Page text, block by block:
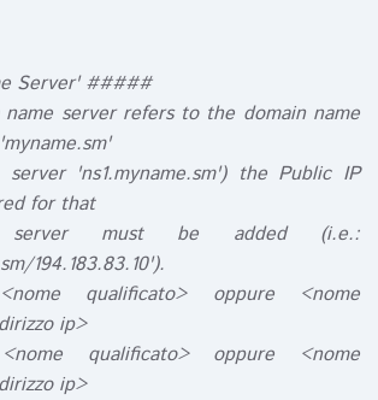
Server' #####
server refers to the domain name
'ns1.myname.sm') the Public IP
for that
must be added (i.e.:
194.183.83.10').
qualificato> oppure <nome
ip>
qualificato> oppure <nome
ip>